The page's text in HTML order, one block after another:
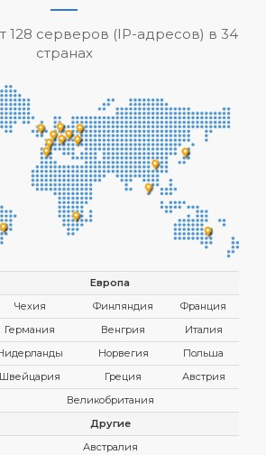
128 серверов (IP-адресов) в 34
странах
Европа
Чехия Финляндия
Франция
Германия Венгрия
Италия
Норвегия
Польша
Швейцария
Греция
Австрия
Великобритания
Другие
Австралия